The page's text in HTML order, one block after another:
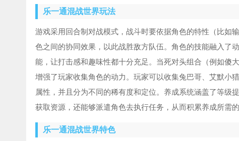
乐一通混战世界玩法
游戏采用回合制对战模式，战斗时要依据角色的特性（比如
色之间的协同效果，以此战胜敌方队伍。角色的技能融入了
能，让打击感和趣味性都十分充足。当死对头组合（例如傻
增强了玩家收集角色的动力。玩家可以收集兔巴哥、艾默小
属性，并且分为不同的稀有度和定位。养成系统涵盖了等级
获取资源，还能够派遣角色去执行任务，从而积累养成所需的
乐一通混战世界特色